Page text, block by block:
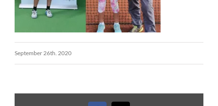
September 26th. 2020